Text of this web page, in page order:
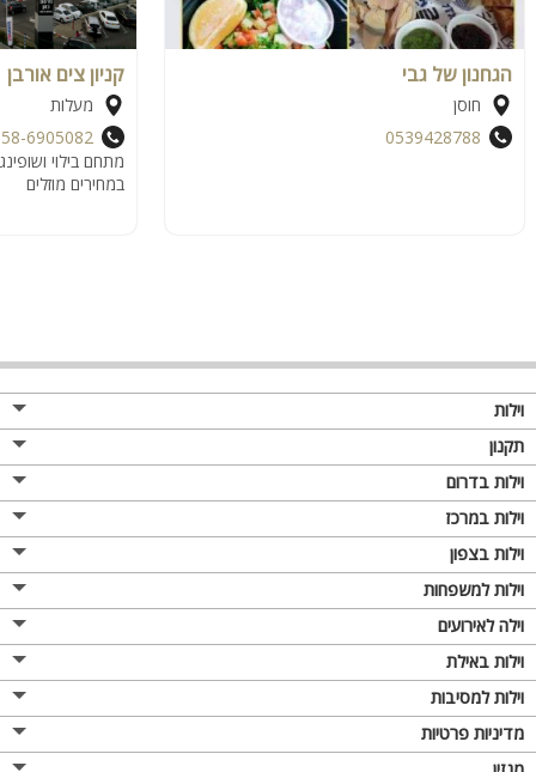
הגחנון של גבי
חוסן
0539428788
קניון צים אורבן
מעלות
6905082
מתחם בילוי
במחירים מוזלים
וילות
תקנון
וילות בדרום
וילות במרכז
וילות בצפון
וילות למשפחות
וילה לאירועים
וילות באילת
וילות למסיבות
מדיניות פרטיות